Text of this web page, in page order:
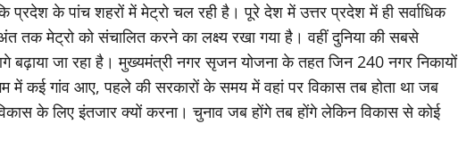
प्रदेश के पांच शहरों में मेट्रो चल रही है। पूरे देश में उत्तर प्रदेश में ही सर्वाधिक
तक मेट्रो को संचालित करने का लक्ष्य रखा गया है। वहीं दुनिया की सबसे
बढ़ाया जा रहा है। मुख्यमंत्री नगर सृजन योजना के तहत जिन 240 नगर निकायों
कई गांव आए, पहले की सरकारों के समय में वहां पर विकास तब होता था जब
के लिए इंतजार क्यों करना। चुनाव जब होंगे तब होंगे लेकिन विकास से कोई